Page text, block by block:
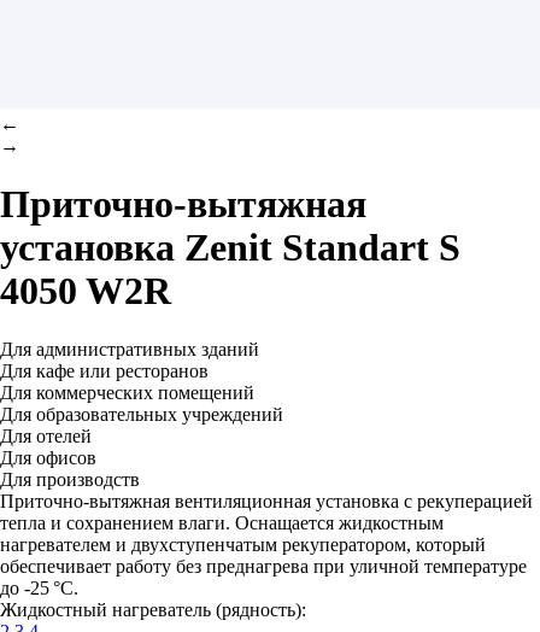
←
→
Приточно-вытяжная
установка Zenit Standart S
4050 W2R
Для административных зданий
Для кафе или ресторанов
Для коммерческих помещений
Для образовательных учреждений
Для отелей
Для офисов
Для производств
Приточно-вытяжная вентиляционная установка с рекуперацией
тепла и сохранением влаги. Оснащается жидкостным
нагревателем и двухступенчатым рекуператором, который
обеспечивает работу без преднагрева при уличной температуре
до -25 °C.
Жидкостный нагреватель (рядность):